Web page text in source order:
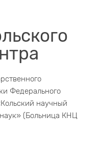
Федерального
научный
(Больница КНЦ